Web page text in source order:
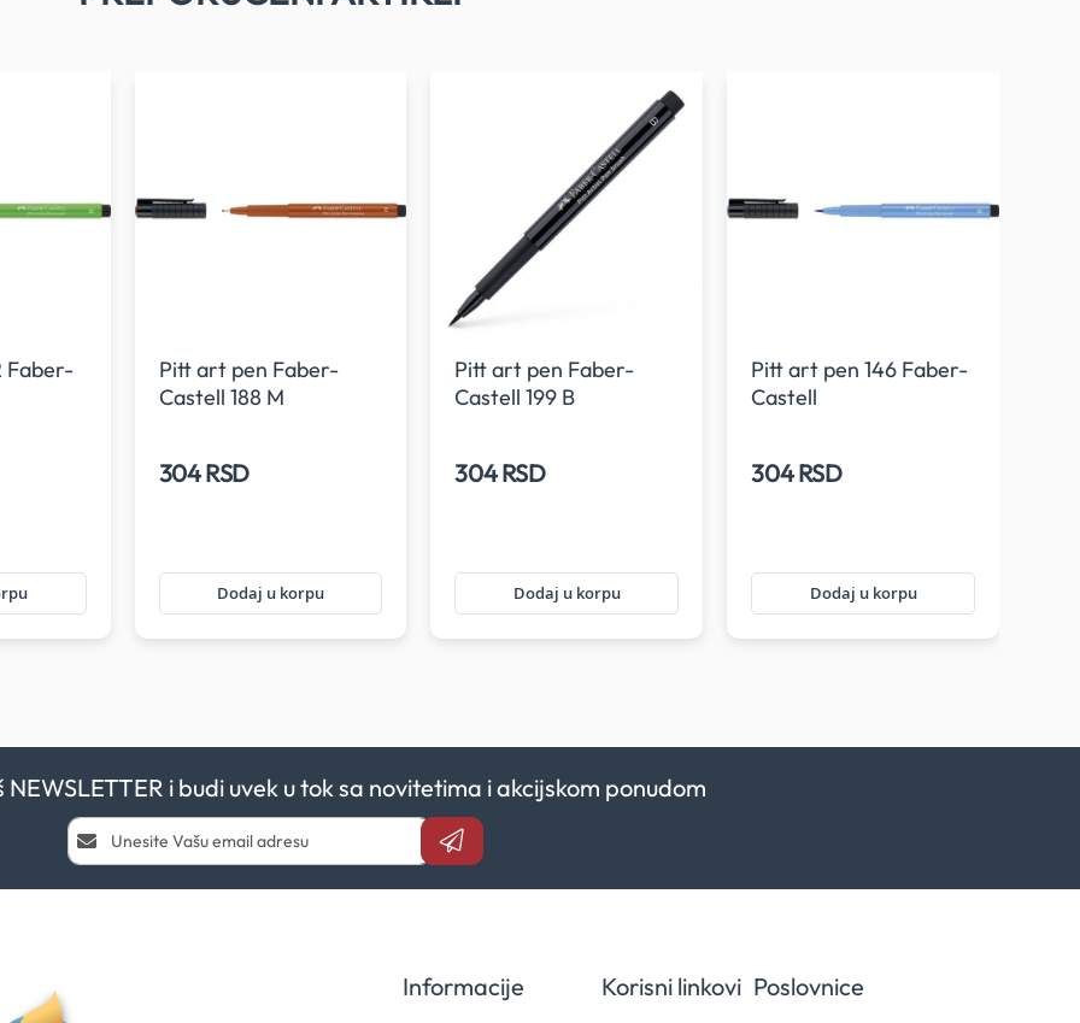
Faber-
Pitt art pen Faber-
Castell 188 M
304 RSD
Dodaj u korpu
Pitt art pen Faber-
Castell 199 B
304 RSD
Dodaj u korpu
Pitt art pen 146 Faber-
Castell
304 RSD
Dodaj u korpu
NEWSLETTER i budi uvek u tok sa novitetima i akcijskom ponudom
Prijavi
se
Informacije Korisni linkovi Poslovnice